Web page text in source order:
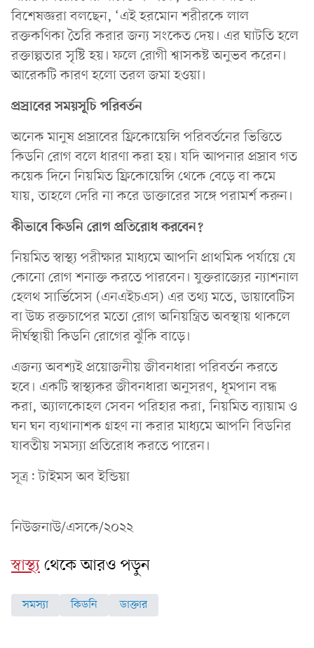
বিশেষজ্ঞরা বলছেন, ‘এই হরমোন শরীরকে লাল
রক্তকণিকা তৈরি করার জন্য সংকেত দেয়। এর ঘাটতি হলে
রক্তাল্পতার সৃষ্টি হয়। ফলে রোগী শ্বাসকষ্ট অনুভব করেন।
আরেকটি কারণ হলো তরল জমা হওয়া।
প্রস্রাবের সময়সূচি পরিবর্তন
অনেক মানুষ প্রস্রাবের ফ্রিকোয়েন্সি পরিবর্তনের ভিত্তিতে
কিডনি রোগ বলে ধারণা করা হয়। যদি আপনার প্রস্রাব গত
কয়েক দিনে নিয়মিত ফ্রিকোয়েন্সি থেকে বেড়ে বা কমে
যায়, তাহলে দেরি না করে ডাক্তারের সঙ্গে পরামর্শ করুন।
কীভাবে কিডনি রোগ প্রতিরোধ করবেন?
নিয়মিত স্বাস্থ্য পরীক্ষার মাধ্যমে আপনি প্রাথমিক পর্যায়ে যে
কোনো রোগ শনাক্ত করতে পারবেন। যুক্তরাজ্যের ন্যাশনাল
হেলথ সার্ভিসেস (এনএইচএস) এর তথ্য মতে, ডায়াবেটিস
বা উচ্চ রক্তচাপের মতো রোগ অনিয়ন্ত্রিত অবস্থায় থাকলে
দীর্ঘস্থায়ী কিডনি রোগের ঝুঁকি বাড়ে।
এজন্য অবশ্যই প্রয়োজনীয় জীবনধারা পরিবর্তন করতে
হবে। একটি স্বাস্থ্যকর জীবনধারা অনুসরণ, ধূমপান বন্ধ
করা, অ্যালকোহল সেবন পরিহার করা, নিয়মিত ব্যায়াম ও
ঘন ঘন ব্যথানাশক গ্রহণ না করার মাধ্যমে আপনি বিডনির
যাবতীয় সমস্যা প্রতিরোধ করতে পারেন।
সূত্র: টাইমস অব ইন্ডিয়া
নিউজনাউ/এসকে/২০২২
স্বাস্থ্যথেকে আরও পড়ুন
সমস্যা কিডনি ডাক্তার